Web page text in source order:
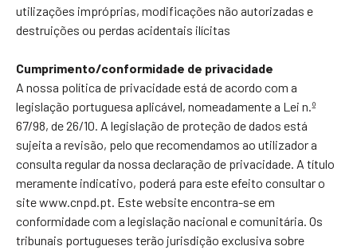
utilizações impróprias, modificações não autorizadas e
destruições ou perdas acidentais ilícitas
Cumprimento/conformidade de privacidade
A nossa política de privacidade está de acordo com a
legislação portuguesa aplicável, nomeadamente a Lei n.º
67/98, de 26/10. A legislação de proteção de dados está
sujeita a revisão, pelo que recomendamos ao utilizador a
consulta regular da nossa declaração de privacidade. A título
meramente indicativo, poderá para este efeito consultar o
site www.cnpd.pt. Este website encontra-se em
conformidade com a legislação nacional e comunitária. Os
tribunais portugueses terão jurisdição exclusiva sobre